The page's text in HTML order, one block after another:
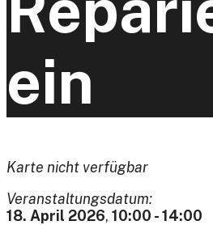
ein
Karte nicht verfügbar
Veranstaltungsdatum:
18. April 2026, 10:00 - 14:00